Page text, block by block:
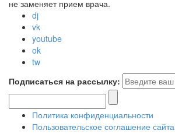
не заменяет прием врача.
dj
vk
youtube
ok
tw
Подписаться на рассылку:
Политика конфиденциальности
Пользовательское соглашение сайта